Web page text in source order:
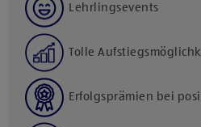
Lehrlingsevents
Tolle
Erfolgsprämien bei